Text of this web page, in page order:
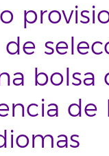
bolsa
de